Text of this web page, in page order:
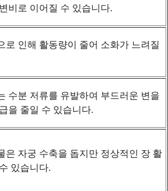
비로 이어질 수 있습니다.
로 인해 활동량이 줄어 소화가 느려질
수분 저류를 유발하여 부드러운 변을
을 줄일 수 있습니다.
은 자궁 수축을 돕지만 정상적인 장 활
있습니다.